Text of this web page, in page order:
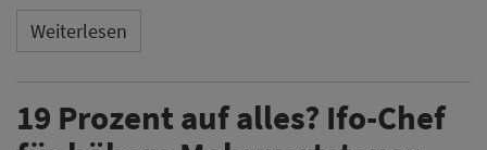
Weiterlesen
19 Prozent auf alles? Ifo-Chef